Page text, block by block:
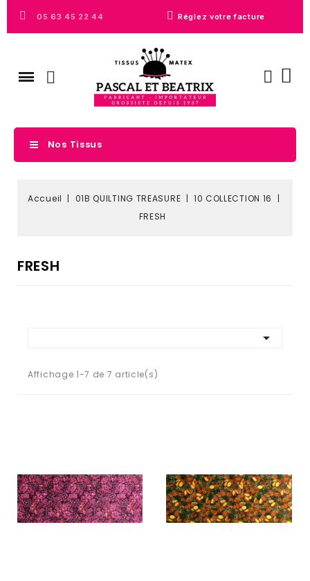
05 63 45 22 44 Réglez votre facture
Nos Tissus
Accueil 01B QUILTING TREASURE
10 COLLECTION 16
FRESH
FRESH

Affichage 1-7 de 7 article(s)